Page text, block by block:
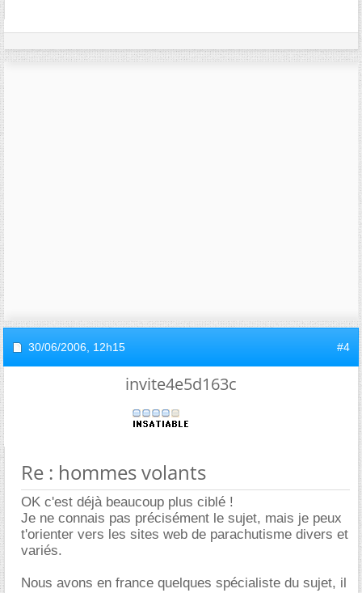
30/06/2006, 12h15 #4
invite4e5d163c
Re : hommes volants
OK c'est déjà beaucoup plus ciblé !
Je ne connais pas précisément le sujet, mais je peux
t'orienter vers les sites web de parachutisme divers et
variés.
Nous avons en france quelques spécialiste du sujet, il